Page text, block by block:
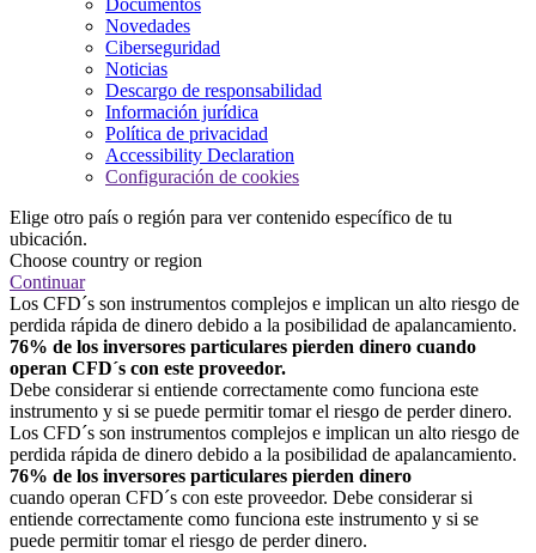
Documentos
Novedades
Ciberseguridad
Noticias
Descargo de responsabilidad
Información jurídica
Política de privacidad
Accessibility Declaration
Configuración de cookies
Elige otro país o región para ver contenido específico de tu
ubicación.
Choose country or region
Continuar
Los CFD´s son instrumentos complejos e implican un alto riesgo de
perdida rápida de dinero debido a la posibilidad de apalancamiento.
76% de los inversores particulares pierden dinero cuando
operan CFD´s con este proveedor.
Debe considerar si entiende correctamente como funciona este
instrumento y si se puede permitir tomar el riesgo de perder dinero.
Los CFD´s son instrumentos complejos e implican un alto riesgo de
perdida rápida de dinero debido a la posibilidad de apalancamiento.
76% de los inversores particulares pierden dinero
cuando operan CFD´s con este proveedor. Debe considerar si
entiende correctamente como funciona este instrumento y si se
puede permitir tomar el riesgo de perder dinero.